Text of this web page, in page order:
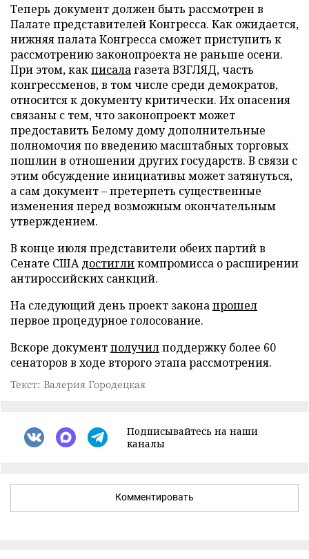
Теперь документ должен быть рассмотрен в
Палате представителей Конгресса. Как ожидается,
нижняя палата Конгресса сможет приступить к
рассмотрению законопроекта не раньше осени.
При этом, какписалагазета ВЗГЛЯД, часть
конгрессменов, в том числе среди демократов,
относится к документу критически. Их опасения
связаны с тем, что законопроект может
предоставить Белому дому дополнительные
полномочия по введению масштабных торговых
пошлин в отношении других государств. В связи с
этим обсуждение инициативы может затянуться,
а сам документ – претерпеть существенные
изменения перед возможным окончательным
утверждением.
В конце июля представители обеих партий в
Сенате СШАдостигликомпромисса о расширении
антироссийских санкций.
На следующий день проект законапрошел
первое процедурное голосование.
Вскоре документполучилподдержку более 60
сенаторов в ходе второго этапа рассмотрения.
Текст: Валерия Городецкая
Подписывайтесь на наши
каналы
Комментировать